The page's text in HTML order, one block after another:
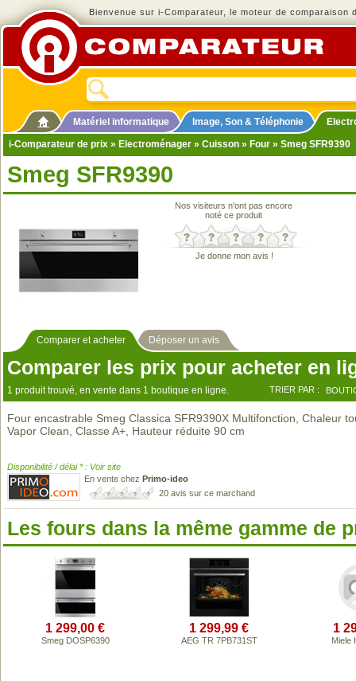
Bienvenue sur i-Comparateur, le moteur de comparaison
Matériel informatique Image, Son & Téléphonie
i-Comparateur de prix » Electroménager » Cuisson » Four » Smeg SFR9390
Smeg SFR9390
Nos visiteurs n'ont pas encore
noté ce produit
Je donne mon avis !
Comparer et acheter Déposer un avis
Comparer les prix pour acheter en
1 produit trouvé, en vente dans 1 boutique en ligne. TRIER PAR :
Four encastrable Smeg Classica SFR9390X Multifonction, Chaleur
Vapor Clean, Classe A+, Hauteur réduite 90 cm
Disponibilité / délai * : Voir site
En vente chez Primo-ideo
20 avis sur ce marchand
Les fours dans la même gamme de
1 299,00 €
Smeg DOSP6390
1 299,99 €
AEG TR 7PB731ST
1
Miele